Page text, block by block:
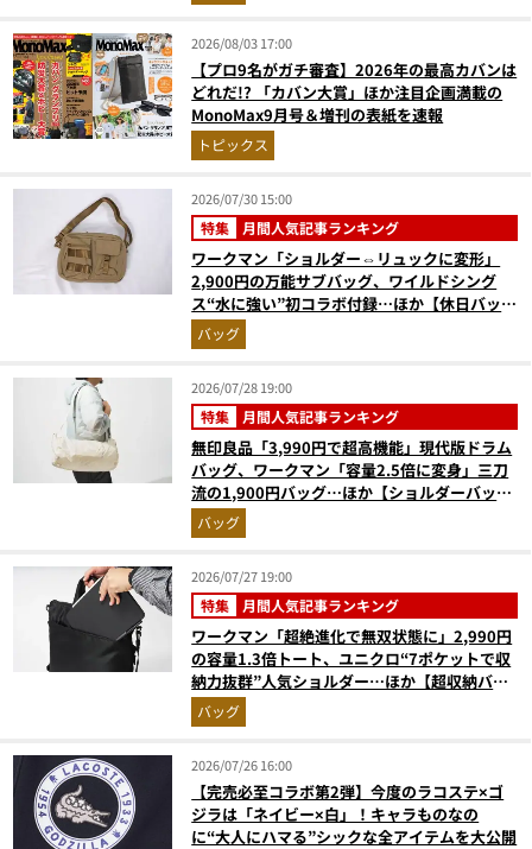
2026/08/03 17:00
【プロ9名がガチ審査】2026年の最高カバンは
どれだ!? 「カバン大賞」ほか注目企画満載の
MonoMax9月号＆増刊の表紙を速報
トピックス
2026/07/30 15:00
特集 月間人気記事ランキング
ワークマン「ショルダー⇔リュックに変形」
2,900円の万能サブバッグ、ワイルドシング
ス“水に強い”初コラボ付録…ほか【休日バッグ
の人気記事ランキングベスト3】（2026年6月
版）
バッグ
2026/07/28 19:00
特集 月間人気記事ランキング
無印良品「3,990円で超高機能」現代版ドラム
バッグ、ワークマン「容量2.5倍に変身」三刀
流の1,900円バッグ…ほか【ショルダーバッグ
の人気記事ランキングベスト3】（2026年6月
版）
バッグ
2026/07/27 19:00
特集 月間人気記事ランキング
ワークマン「超絶進化で無双状態に」2,990円
の容量1.3倍トート、ユニクロ“7ポケットで収
納力抜群”人気ショルダー…ほか【超収納バッ
グの人気記事ランキングベスト3】（2026年6
月版）
バッグ
2026/07/26 16:00
【完売必至コラボ第2弾】今度のラコステ×ゴ
ジラは「ネイビー×白」！キャラものなの
に“大人にハマる”シックな全アイテムを大公開